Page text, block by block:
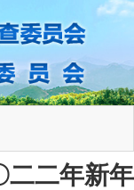
二二年新年